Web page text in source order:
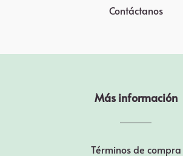
Contáctanos
Más información
Términos de compra